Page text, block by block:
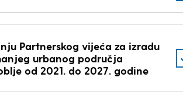
Partnerskog vijeća za izradu
urbanog područja
od 2021. do 2027. godine